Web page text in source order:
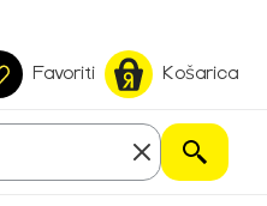
Favoriti Košarica